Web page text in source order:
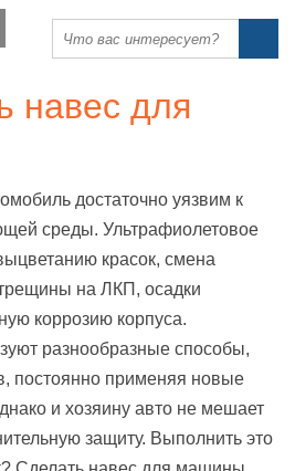
навес для
достаточно уязвим к
среды. Ультрафиолетовое
красок, смена
на ЛКП, осадки
коррозию корпуса.
разнообразные способы,
постоянно применяя новые
и хозяину авто не мешает
защиту. Выполнить это